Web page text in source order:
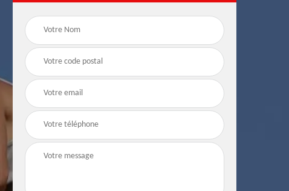
Poseur et pose de
poêle à bois et